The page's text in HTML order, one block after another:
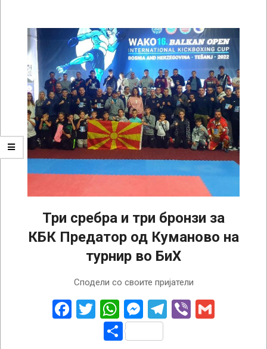
Три сребра и три бронзи за
КБК Предатор од Куманово на
турнир во БиХ
Сподели со своите пријатели
Facebook
Twitter
WhatsApp
Messenger
Telegram
Viber
Share